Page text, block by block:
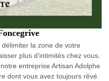
la zone de votre
plus d’intimités chez vous.
entreprise Artisan Adolphe
dont vous avez toujours rêvé.